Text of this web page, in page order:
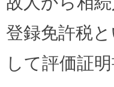
登録免許税
して評価証